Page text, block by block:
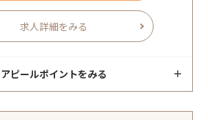
求人詳細をみる
アピールポイントをみる